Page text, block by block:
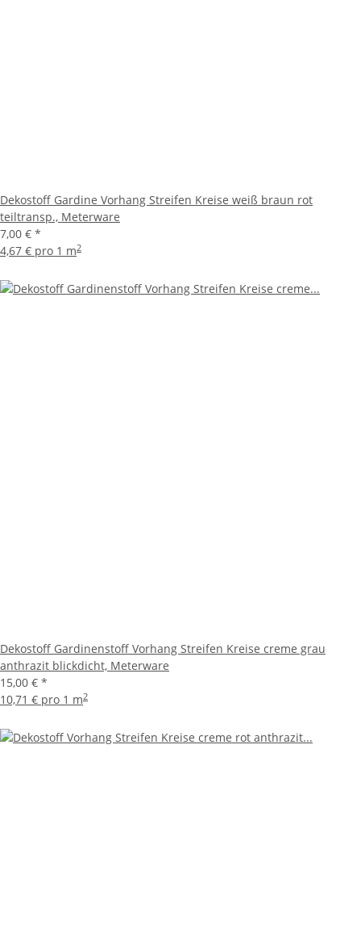
Dekostoff Gardine Vorhang Streifen Kreise weiß braun rot
teiltransp., Meterware
7,00 € *
4,67 € pro 1 m2
Dekostoff Gardinenstoff Vorhang Streifen Kreise creme grau
anthrazit blickdicht, Meterware
15,00 € *
10,71 € pro 1 m2